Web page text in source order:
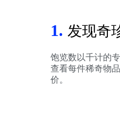
1. 发现奇
饱览数以千计的
查看每件稀奇物
价。